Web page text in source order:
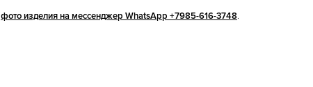
фото изделия на мессенджер WhatsApp +7985-616-3748.